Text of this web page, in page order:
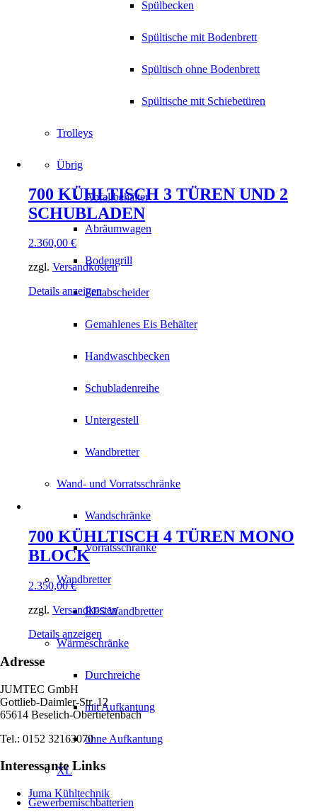
Spülbecken
Spültische mit Bodenbrett
Spültisch ohne Bodenbrett
Spültische mit Schiebetüren
Trolleys
Übrig
Abfallbehälter
Abräumwagen
Bodengrill
Fettabscheider
Gemahlenes Eis Behälter
Handwaschbecken
Schubladenreihe
Untergestell
Wandbretter
Wand- und Vorratsschränke
Wandschränke
Vorratsschränke
Wandbretter
RFS Wandbretter
Wärmeschränke
Durchreiche
mit Aufkantung
ohne Aufkantung
XL
Gewerbemischbatterien
700 KÜHLTISCH 3 TÜREN UND 2
SCHUBLADEN
2.360,00 €
zzgl. Versandkosten
Details anzeigen
700 KÜHLTISCH 4 TÜREN MONO
BLOCK
2.350,00€
zzgl. Versandkosten
Details anzeigen
Adresse
JUMTEC GmbH
Gottlieb-Daimler-Str. 12
65614 Beselich-Obertiefenbach
Tel.: 0152 32163070
Interessante Links
Juma Kühltechnik